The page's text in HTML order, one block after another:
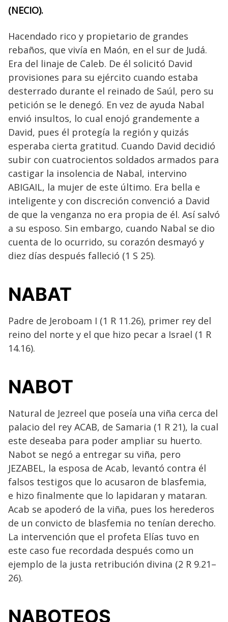
(NECIO).
Hacendado rico y propietario de grandes
rebaños, que vivía en Maón, en el sur de Judá.
Era del linaje de Caleb. De él solicitó David
provisiones para su ejército cuando estaba
desterrado durante el reinado de Saúl, pero su
petición se le denegó. En vez de ayuda Nabal
envió insultos, lo cual enojó grandemente a
David, pues él protegía la región y quizás
esperaba cierta gratitud. Cuando David decidió
subir con cuatrocientos soldados armados para
castigar la insolencia de Nabal, intervino
ABIGAIL, la mujer de este último. Era bella e
inteligente y con discreción convenció a David
de que la venganza no era propia de él. Así salvó
a su esposo. Sin embargo, cuando Nabal se dio
cuenta de lo ocurrido, su corazón desmayó y
diez días después falleció (1 S 25).
NABAT
Padre de Jeroboam I (1 R 11.26), primer rey del
reino del norte y el que hizo pecar a Israel (1 R
14.16).
NABOT
Natural de Jezreel que poseía una viña cerca del
palacio del rey ACAB, de Samaria (1 R 21), la cual
este deseaba para poder ampliar su huerto.
Nabot se negó a entregar su viña, pero
JEZABEL, la esposa de Acab, levantó contra él
falsos testigos que lo acusaron de blasfemia,
e hizo finalmente que lo lapidaran y mataran.
Acab se apoderó de la viña, pues los herederos
de un convicto de blasfemia no tenían derecho.
La intervención que el profeta Elías tuvo en
este caso fue recordada después como un
ejemplo de la justa retribución divina (2 R 9.21–
26).
NABOTEOS